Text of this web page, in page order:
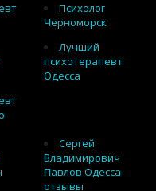
Психолог
Черноморск
Лучший
психотерапевт
Одесса
Сергей
Владимирович
Павлов Одесса
отзывы